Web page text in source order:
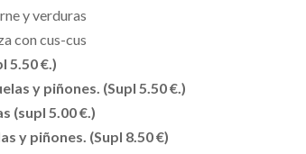
y verduras
con cus-cus
5.50 €.)
y piñones. (Supl 5.50 €.)
(supl 5.00 €.)
y piñones. (Supl 8.50 €)